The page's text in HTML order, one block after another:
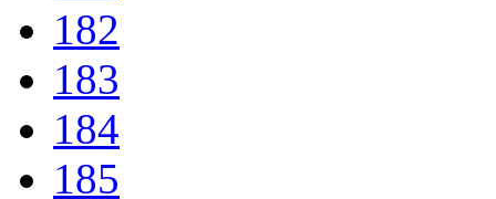
182
183
184
185